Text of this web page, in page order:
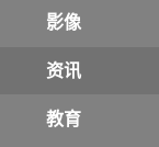
影像
资讯
教育